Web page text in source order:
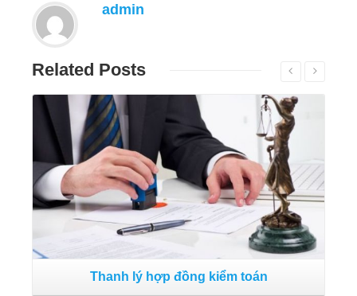
admin
Related Posts
Thanh lý hợp đồng kiểm toán